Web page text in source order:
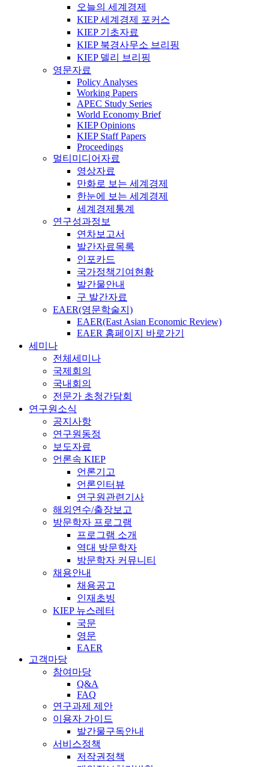
오늘의 세계경제
KIEP 세계경제 포커스
KIEP 기초자료
KIEP 북경사무소 브리핑
KIEP 델리 브리핑
영문자료
Policy Analyses
Working Papers
APEC Study Series
World Economy Brief
KIEP Opinions
KIEP Staff Papers
Proceedings
멀티미디어자료
영상자료
만화로 보는 세계경제
한눈에 보는 세계경제
세계경제통계
연구성과정보
연차보고서
발간자료목록
인포카드
국가정책기여현황
발간물안내
구 발간자료
EAER(영문학술지)
EAER(East Asian Economic Review)
EAER 홈페이지 바로가기
세미나
전체세미나
국제회의
국내회의
전문가 초청간담회
연구원소식
공지사항
연구원동정
보도자료
언론속 KIEP
언론기고
언론인터뷰
연구원관련기사
해외연수/출장보고
방문학자 프로그램
프로그램 소개
역대 방문학자
방문학자 커뮤니티
채용안내
채용공고
인재초빙
KIEP 뉴스레터
국문
영문
EAER
고객마당
참여마당
Q&A
FAQ
연구과제 제안
이용자 가이드
발간물구독안내
서비스정책
저작권정책